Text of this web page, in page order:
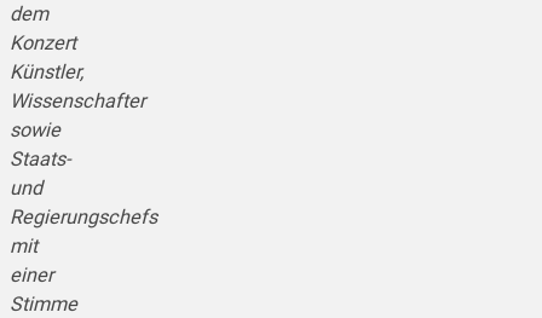
dem
Konzert
Künstler,
Wissenschafter
sowie
Staats-
und
Regierungschefs
mit
einer
Stimme